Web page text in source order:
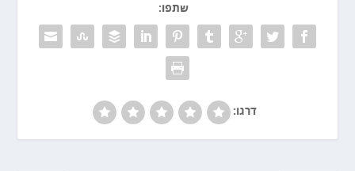
שתפו:
דרגו: